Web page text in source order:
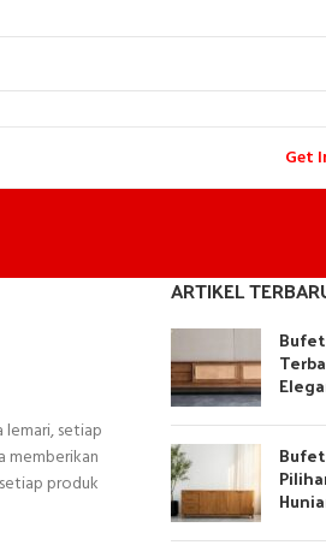
Get
lemari, setiap
memberikan
produk
ARTIKEL